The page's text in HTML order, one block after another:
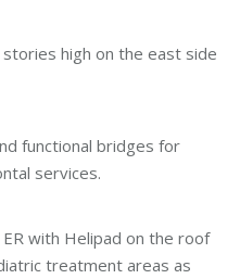
high on the east side
functional bridges for
services.
with Helipad on the roof
treatment areas as